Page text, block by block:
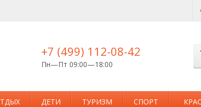
+7 (499) 112-08-42
Пн—Пт 09:00—18:00
ДЕТИ ТУРИЗМ СПОРТ